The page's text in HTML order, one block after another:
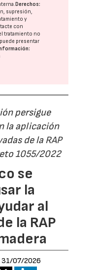
Derechos:
supresión,
y
con
tratamiento no
presentar
persigue
la aplicación
de la RAP
1055/2022
se
la
al
la RAP
31/07/2026